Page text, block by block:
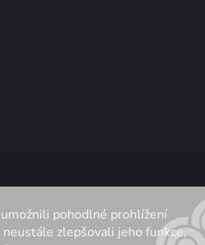
pohodlné prohlížení
zlepšovali jeho funkce,